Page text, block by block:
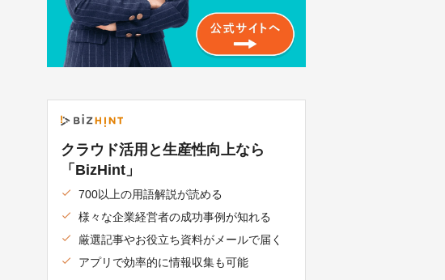
クラウド活用と生産性向上なら
「BizHint」
700以上の用語解説が読める
様々な企業経営者の成功事例が知れる
厳選記事やお役立ち資料がメールで届く
アプリで効率的に情報収集も可能